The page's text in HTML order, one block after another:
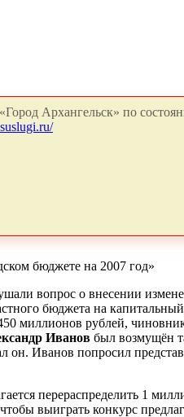
Архангельск» по
бюджете на 2007 год»
вопрос о внесении
бюджета на
миллионов рублей,
Иванов был возмущён
Иванов попросил
перераспределить 1
выиграть конкурс